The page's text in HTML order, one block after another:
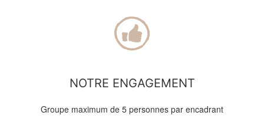
NOTRE ENGAGEMENT
Groupe maximum de 5 personnes par encadrant